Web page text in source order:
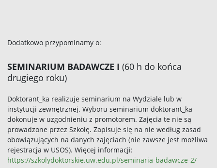
Dodatkowo przypominamy o:
SEMINARIUM BADAWCZE I (60 h do końca
drugiego roku)
Doktorant_ka realizuje seminarium na Wydziale lub w
instytucji zewnętrznej. Wyboru seminarium doktorant_ka
dokonuje w uzgodnieniu z promotorem. Zajęcia te nie są
prowadzone przez Szkołę. Zapisuje się na nie według zasad
obowiązujących na danych zajęciach (nie zawsze jest możliwa
rejestracja w USOS). Więcej informacji:
https://szkolydoktorskie.uw.edu.pl/seminaria-badawcze-2/